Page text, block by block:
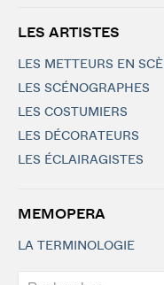
LES ARTISTES
LES METTEURS EN
LES SCÉNOGRAPHES
LES COSTUMIERS
LES DÉCORATEURS
LES ÉCLAIRAGISTES
MEMOPERA
LA TERMINOLOGIE